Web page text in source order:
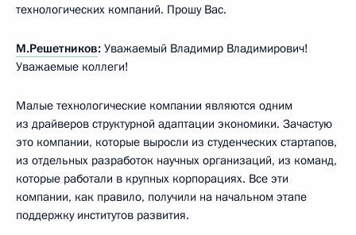
технологических компаний. Прошу Вас.
М.Решетников: Уважаемый Владимир Владимирович!
Уважаемые коллеги!
Малые технологические компании являются одним
из драйверов структурной адаптации экономики. Зачастую
это компании, которые выросли из студенческих стартапов,
из отдельных разработок научных организаций, из команд,
которые работали в крупных корпорациях. Все эти
компании, как правило, получили на начальном этапе
поддержку институтов развития.